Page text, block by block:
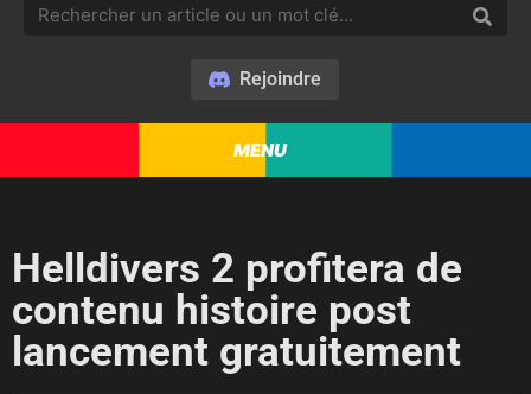
Rejoindre
MENU
Helldivers 2 profitera de
contenu histoire post
lancement gratuitement